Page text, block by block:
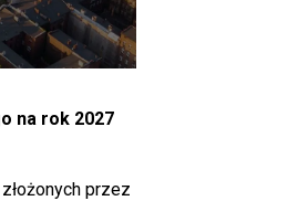
na rok 2027
przez